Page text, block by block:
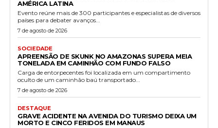
AMÉRICA LATINA
Evento reúne mais de 300 participantes e especialistas de diversos
países para debater avanços...
7 de agosto de 2026
SOCIEDADE
APREENSÃO DE SKUNK NO AMAZONAS SUPERA MEIA
TONELADA EM CAMINHÃO COM FUNDO FALSO
Carga de entorpecentes foi localizada em um compartimento
oculto de um caminhão baú transportado...
7 de agosto de 2026
DESTAQUE
GRAVE ACIDENTE NA AVENIDA DO TURISMO DEIXA UM
MORTO E CINCO FERIDOS EM MANAUS